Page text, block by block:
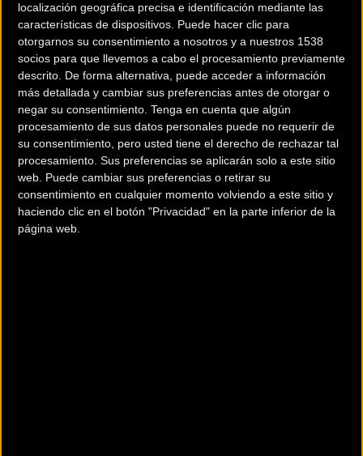
localización geográfica precisa e identificación mediante las
características de dispositivos. Puede hacer clic para
otorgarnos su consentimiento a nosotros y a nuestros 1538
socios para que llevemos a cabo el procesamiento previamente
descrito. De forma alternativa, puede acceder a información
más detallada y cambiar sus preferencias antes de otorgar o
negar su consentimiento. Tenga en cuenta que algún
procesamiento de sus datos personales puede no requerir de
su consentimiento, pero usted tiene el derecho de rechazar tal
procesamiento. Sus preferencias se aplicarán solo a este sitio
web. Puede cambiar sus preferencias o retirar su
consentimiento en cualquier momento volviendo a este sitio y
haciendo clic en el botón "Privacidad" en la parte inferior de la
página web.
una ágil y precisa manejabilidad y a unas sensaciones en la
conducción inigualables.
CARBONO BALLESTIC
Es una tecnología propia de la Marca, realizada con carbono de alta
resistencia y rigidez con una matriz avanzada de fibras de módulo
intermedio, que consiguen un chasis ligerísimo, reactivo y muy
resistente.